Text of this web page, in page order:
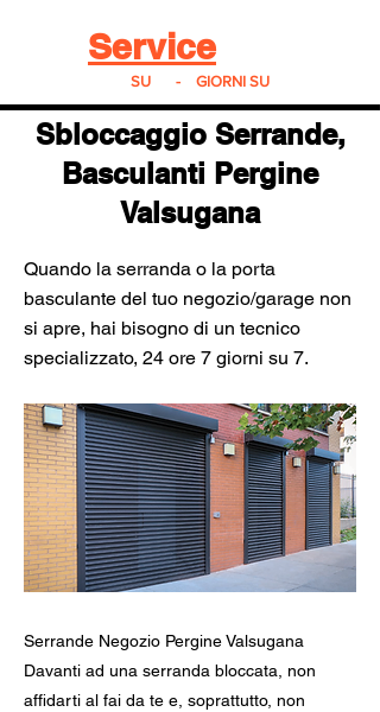
Service
SU - GIORNI SU
Sbloccaggio Serrande,
Basculanti Pergine
Valsugana
Quando la serranda o la porta
basculante del tuo negozio/garage non
si apre, hai bisogno di un tecnico
specializzato, 24 ore 7 giorni su 7.
Serrande Negozio Pergine Valsugana
Davanti ad una serranda bloccata, non
affidarti al fai da te e, soprattutto, non